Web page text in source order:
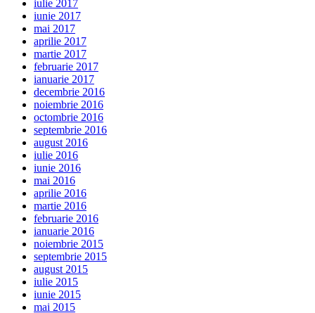
iulie 2017
iunie 2017
mai 2017
aprilie 2017
martie 2017
februarie 2017
ianuarie 2017
decembrie 2016
noiembrie 2016
octombrie 2016
septembrie 2016
august 2016
iulie 2016
iunie 2016
mai 2016
aprilie 2016
martie 2016
februarie 2016
ianuarie 2016
noiembrie 2015
septembrie 2015
august 2015
iulie 2015
iunie 2015
mai 2015